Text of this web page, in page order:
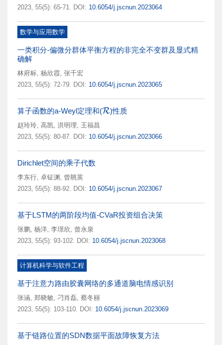
2023, 55(5): 65-71. DOI: 10.6054/j.jscnun.2023064
数学与应用数学
一类积分-偏微分群体平衡方程的非完全不变群及显式精
确解
林府标, 杨欣霞, 张千宏
2023, 55(5): 72-79. DOI: 10.6054/j.jscnun.2023065
算子函数的a-Weyl定理和(R )性质
赵玲玲, 高凯, 洪明理, 王福昌
2023, 55(5): 80-87. DOI: 10.6054/j.jscnun.2023066
Dirichlet空间的乘子代数
李东行, 卓钲渊 , 曾眺英
2023, 55(5): 88-92. DOI: 10.6054/j.jscnun.2023067
基于LSTM的两阶段均值-CVaR投资组合决策
张鹏, 杨洋, 李璟欣, 曾永泉
2023, 55(5): 93-102. DOI: 10.6054/j.jscnun.2023068
计算机科学与软件工程
基于注意力路由胶囊网络的多通道脑电情感识别
张涵, 郑晓敏, 刁肖磊, 蔡冬丽
2023, 55(5): 103-110. DOI: 10.6054/j.jscnun.2023069
基于链路位置的SDN数据平面故障恢复方法